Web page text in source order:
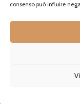
consenso può influire
Contattaci
Info spedizioni
Sede
Sede produttiva e